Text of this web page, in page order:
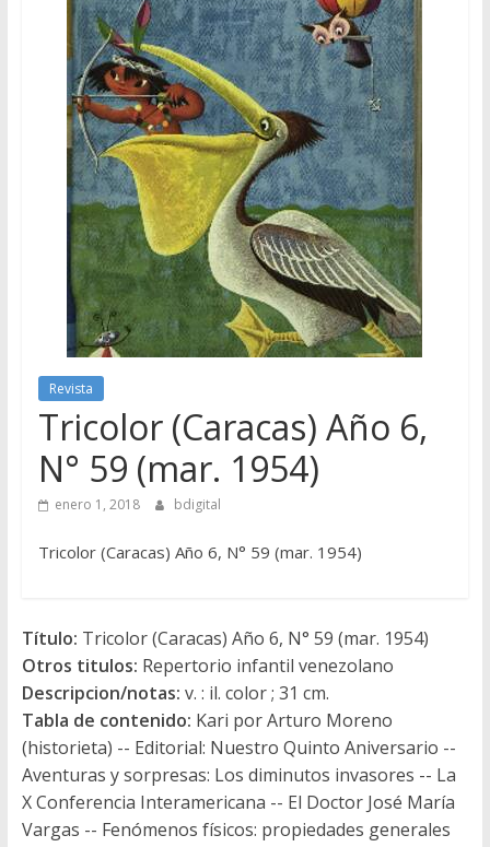
Revista
Tricolor (Caracas) Año 6,
N° 59 (mar. 1954)
enero 1, 2018 bdigital
Tricolor (Caracas) Año 6, N° 59 (mar. 1954)
Título: Tricolor (Caracas) Año 6, N° 59 (mar. 1954)
Otros titulos: Repertorio infantil venezolano
Descripcion/notas: v. : il. color ; 31 cm.
Tabla de contenido: Kari por Arturo Moreno
(historieta) -- Editorial: Nuestro Quinto Aniversario --
Aventuras y sorpresas: Los diminutos invasores -- La
X Conferencia Interamericana -- El Doctor José María
Vargas -- Fenómenos físicos: propiedades generales